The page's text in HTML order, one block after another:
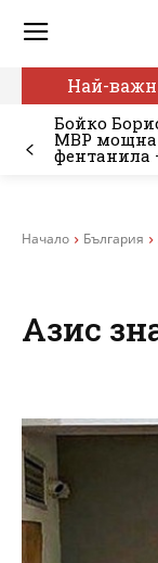
Най-
Бойко
МВР мощна
фентанила
Начало България
Азис